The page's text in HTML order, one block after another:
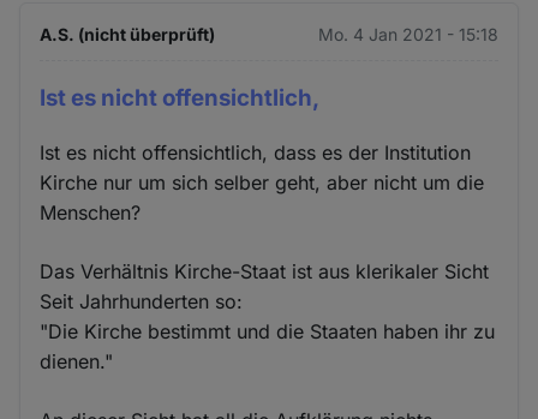
A.S. (nicht überprüft) Mo. 4 Jan 2021 - 15:18
Ist es nicht offensichtlich,
Ist es nicht offensichtlich, dass es der Institution
Kirche nur um sich selber geht, aber nicht um die
Menschen?
Das Verhältnis Kirche-Staat ist aus klerikaler Sicht
Seit Jahrhunderten so:
"Die Kirche bestimmt und die Staaten haben ihr zu
dienen."